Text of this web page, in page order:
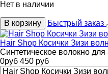
Нет в наличии
В корзину Быстрый заказ
Hair Shop Косички Зизи
Синтетическое волокно
0руб 450 руб